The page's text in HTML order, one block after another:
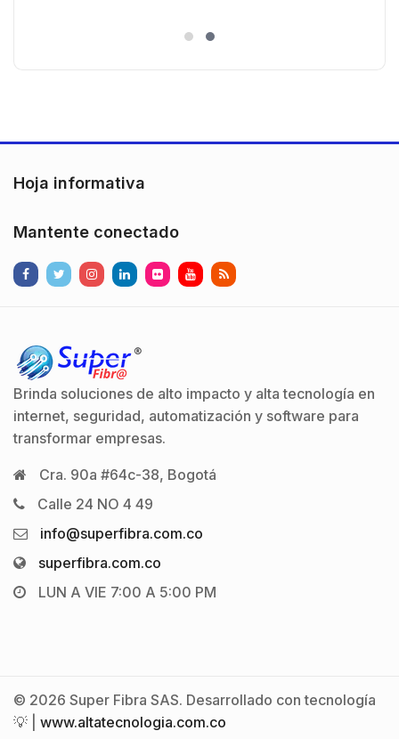
)130° de Visión (Gran Angular)
Hoja informativa
Mantente conectado
Brinda soluciones de alto impacto y alta tecnología en
internet, seguridad, automatización y software para
transformar empresas.
Cra. 90a #64c-38, Bogotá
Calle 24 NO 4 49
info@superfibra.com.co
superfibra.com.co
LUN A VIE 7:00 A 5:00 PM
© 2026 Super Fibra SAS. Desarrollado con tecnología
💡 | www.altatecnologia.com.co